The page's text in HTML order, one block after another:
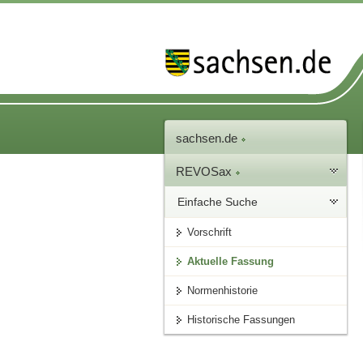
sachsen.de
REVOSax
Einfache Suche
Vorschrift
Aktuelle Fassung
Normenhistorie
Historische Fassungen